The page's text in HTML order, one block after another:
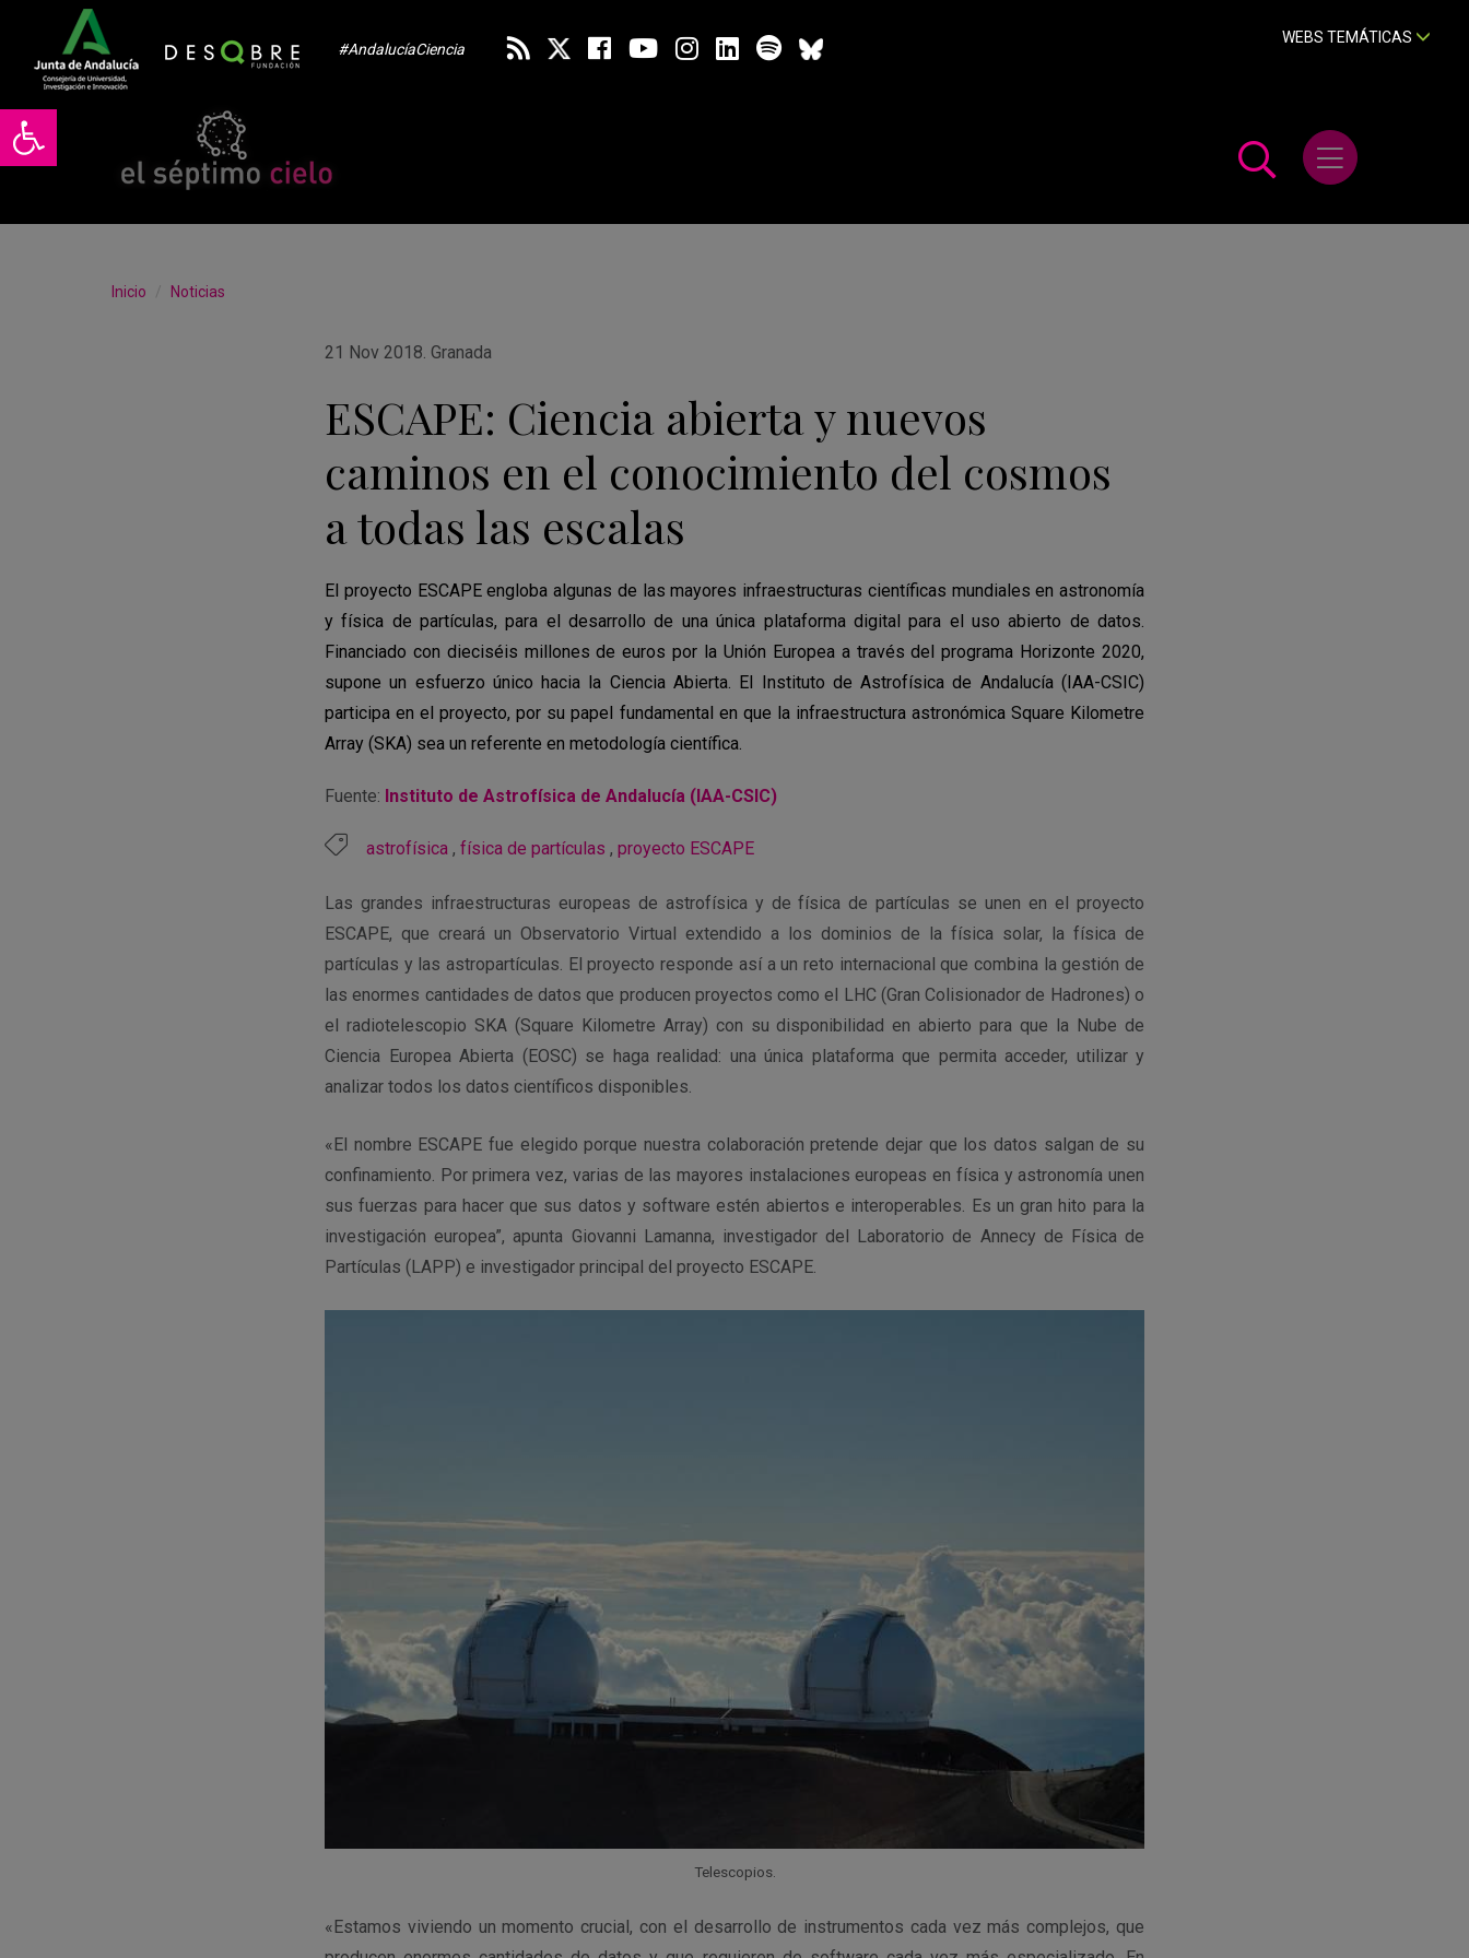
Abrir barra de herramientas
#AndalucíaCiencia
WEBS TEMÁTICAS
Abrir menú
Inicio Noticias
21 Nov 2018. Granada
ESCAPE: Ciencia abierta y nuevos
caminos en el conocimiento del cosmos
a todas las escalas
El proyecto ESCAPE engloba algunas de las mayores infraestructuras científicas mundiales en astronomía
y física de partículas, para el desarrollo de una única plataforma digital para el uso abierto de datos.
Financiado con dieciséis millones de euros por la Unión Europea a través del programa Horizonte 2020,
supone un esfuerzo único hacia la Ciencia Abierta. El Instituto de Astrofísica de Andalucía (IAA-CSIC)
participa en el proyecto, por su papel fundamental en que la infraestructura astronómica Square Kilometre
Array (SKA) sea un referente en metodología científica.
Fuente: Instituto de Astrofísica de Andalucía (IAA-CSIC)
astrofísica, física de partículas , proyecto ESCAPE
Las grandes infraestructuras europeas de astrofísica y de física de partículas se unen en el proyecto
ESCAPE, que creará un Observatorio Virtual extendido a los dominios de la física solar, la física de
partículas y las astropartículas. El proyecto responde así a un reto internacional que combina la gestión de
las enormes cantidades de datos que producen proyectos como el LHC (Gran Colisionador de Hadrones) o
el radiotelescopio SKA (Square Kilometre Array) con su disponibilidad en abierto para que la Nube de
Ciencia Europea Abierta (EOSC) se haga realidad: una única plataforma que permita acceder, utilizar y
analizar todos los datos científicos disponibles.
«El nombre ESCAPE fue elegido porque nuestra colaboración pretende dejar que los datos salgan de su
confinamiento. Por primera vez, varias de las mayores instalaciones europeas en física y astronomía unen
sus fuerzas para hacer que sus datos y software estén abiertos e interoperables. Es un gran hito para la
investigación europea”, apunta Giovanni Lamanna, investigador del Laboratorio de Annecy de Física de
Partículas (LAPP) e investigador principal del proyecto ESCAPE.
Telescopios.
«Estamos viviendo un momento crucial, con el desarrollo de instrumentos cada vez más complejos, que